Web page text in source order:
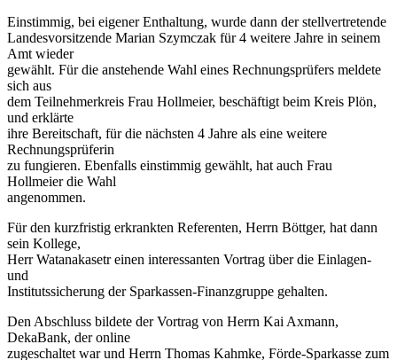
Einstimmig, bei eigener Enthaltung, wurde dann der stellvertretende
Landesvorsitzende Marian Szymczak für 4 weitere Jahre in seinem
Amt wieder
gewählt. Für die anstehende Wahl eines Rechnungsprüfers meldete
sich aus
dem Teilnehmerkreis Frau Hollmeier, beschäftigt beim Kreis Plön,
und erklärte
ihre Bereitschaft, für die nächsten 4 Jahre als eine weitere
Rechnungsprüferin
zu fungieren. Ebenfalls einstimmig gewählt, hat auch Frau
Hollmeier die Wahl
angenommen.
Für den kurzfristig erkrankten Referenten, Herrn Böttger, hat dann
sein Kollege,
Herr Watanakasetr einen interessanten Vortrag über die Einlagen-
und
Institutssicherung der Sparkassen-Finanzgruppe gehalten.
Den Abschluss bildete der Vortrag von Herrn Kai Axmann,
DekaBank, der online
zugeschaltet war und Herrn Thomas Kahmke, Förde-Sparkasse zum